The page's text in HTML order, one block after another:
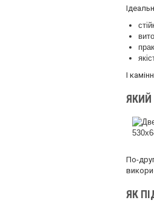
І
ЯКИЙ
По-
ЯК